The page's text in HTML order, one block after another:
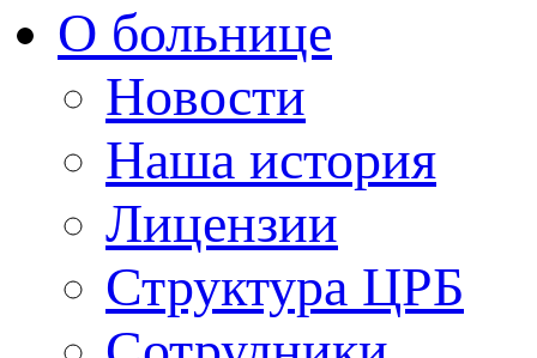
О больнице
Новости
Наша история
Лицензии
Структура ЦРБ